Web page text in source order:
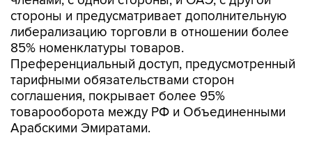
стороны и предусматривает дополнительную
либерализацию торговли в отношении более
85% номенклатуры товаров.
Преференциальный доступ, предусмотренный
тарифными обязательствами сторон
соглашения, покрывает более 95%
товарооборота между РФ и Объединенными
Арабскими Эмиратами.